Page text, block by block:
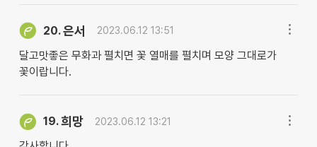
20.은서 2023.06.12 13:51
달고맛좋은 무화과 펼치면 꽃 열매를 펼치며 모양 그대로가
꽃이랍니다.
19.희망 2023.06.12 13:21